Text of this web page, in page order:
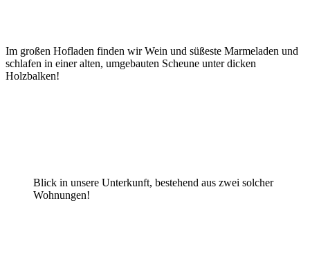
Im großen Hofladen finden wir Wein und süßeste Marmeladen und
schlafen in einer alten, umgebauten Scheune unter dicken
Holzbalken!
Blick in unsere Unterkunft, bestehend aus zwei solcher
Wohnungen!